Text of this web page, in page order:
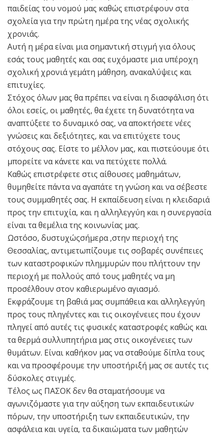
παιδείας του νομού μας καθώς επιστρέφουν στα
σχολεία για την πρώτη ημέρα της νέας σχολικής
χρονιάς.
Αυτή η μέρα είναι μια σημαντική στιγμή για όλους
εσάς τους μαθητές και σας ευχόμαστε μια υπέροχη
σχολική χρονιά γεμάτη μάθηση, ανακαλύψεις και
επιτυχίες.
Στόχος όλων μας θα πρέπει να είναι η διασφάλιση ότι
όλοι εσείς, οι μαθητές, θα έχετε τη δυνατότητα να
αναπτύξετε το δυναμικό σας, να αποκτήσετε νέες
γνώσεις και δεξιότητες, και να επιτύχετε τους
στόχους σας. Είστε το μέλλον μας, και πιστεύουμε ότι
μπορείτε να κάνετε και να πετύχετε πολλά.
Καθώς επιστρέφετε στις αίθουσες μαθημάτων,
θυμηθείτε πάντα να αγαπάτε τη γνώση και να σέβεστε
τους συμμαθητές σας. Η εκπαίδευση είναι η κλειδαριά
προς την επιτυχία, και η αλληλεγγύη και η συνεργασία
είναι τα θεμέλια της κοινωνίας μας.
Ωστόσο, δυστυχώςσήμερα ,στην περιοχή της
Θεσσαλίας, αντιμετωπίζουμε τις σοβαρές συνέπειες
των καταστροφικών πλημμυρών που πλήττουν την
περιοχή με πολλούς από τους μαθητές να μη
προσέλθουν στον καθιερωμένο αγιασμό.
Εκφράζουμε τη βαθιά μας συμπάθεια και αλληλεγγύη
προς τους πληγέντες και τις οικογένειες που έχουν
πληγεί από αυτές τις φυσικές καταστροφές καθώς και
τα θερμά συλλυπητήρια μας στις οικογένειες των
θυμάτων. Είναι καθήκον μας να σταθούμε δίπλα τους
και να προσφέρουμε την υποστήριξή μας σε αυτές τις
δύσκολες στιγμές.
Τέλος ως ΠΑΣΟΚ δεν θα σταματήσουμε να
αγωνιζόμαστε για την αύξηση των εκπαιδευτικών
πόρων, την υποστήριξη των εκπαιδευτικών, την
ασφάλεια και υγεία, τα δικαιώματα των μαθητών